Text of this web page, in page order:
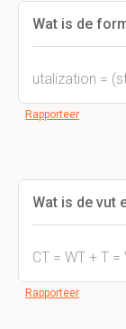
Wat is de
utalization =
Rapporteer
Wat is de vut
CT = WT + T =
Rapporteer